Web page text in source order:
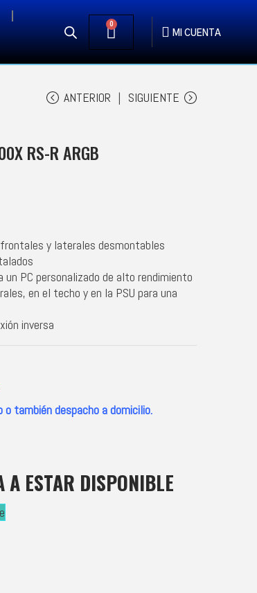
0
MI CUENTA
ANTERIOR SIGUIENTE
RS-R ARGB
y laterales desmontables
PC personalizado de alto rendimiento
en el techo y en la PSU para una
inversa
también despacho a domicilio.
A ESTAR DISPONIBLE